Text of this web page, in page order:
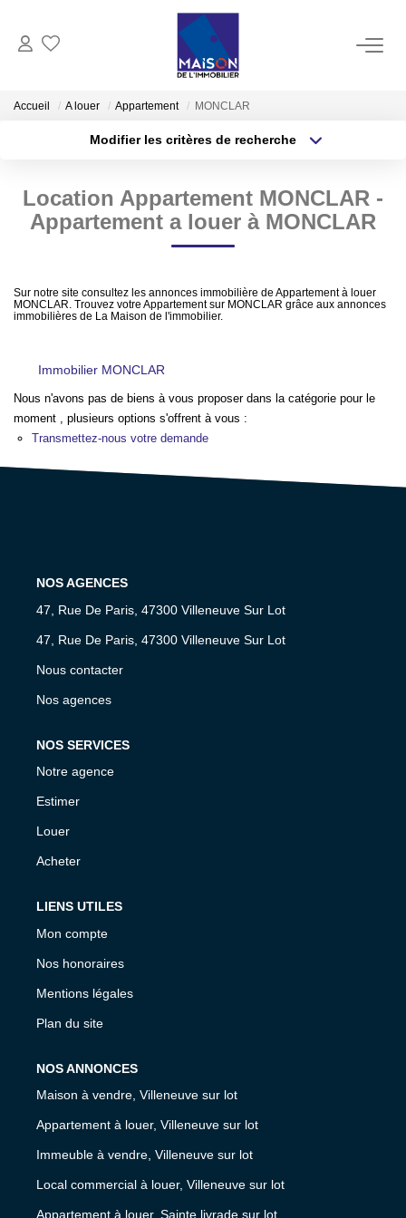
LOCATION
GESTION
Estimer Vendre
Estimation En Ligne Gratuite
NOS AGENCES
CONTACT
Accueil A louer Appartement MONCLAR
Modifier les critères de recherche
Type de bien
Budget max Plus de critères
Location Appartement MONCLAR -
Appartement a louer à MONCLAR
Sur notre site consultez les annonces immobilière de Appartement à louer
MONCLAR. Trouvez votre Appartement sur MONCLAR grâce aux annonces
immobilières de La Maison de l'immobilier.
Immobilier MONCLAR
Nous n'avons pas de biens à vous proposer dans la catégorie pour le
moment , plusieurs options s'offrent à vous :
Transmettez-nous votre demande
NOS AGENCES
47, Rue De Paris, 47300 Villeneuve Sur Lot
47, Rue De Paris, 47300 Villeneuve Sur Lot
Nous contacter
Nos agences
NOS SERVICES
Notre agence
Estimer
Louer
Acheter
LIENS UTILES
Mon compte
Nos honoraires
Mentions légales
Plan du site
NOS ANNONCES
Maison à vendre, Villeneuve sur lot
Appartement à louer, Villeneuve sur lot
Immeuble à vendre, Villeneuve sur lot
Local commercial à louer, Villeneuve sur lot
Appartement à louer, Sainte livrade sur lot